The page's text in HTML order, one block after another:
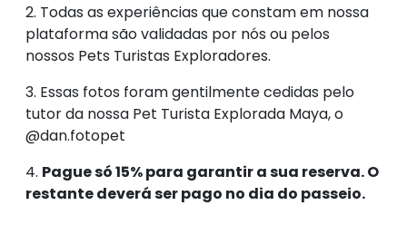
2. Todas as experiências que constam em nossa
plataforma são validadas por nós ou pelos
nossos Pets Turistas Exploradores.
3. Essas fotos foram gentilmente cedidas pelo
tutor da nossa Pet Turista Explorada Maya, o
@dan.fotopet
4. Pague só 15% para garantir a sua reserva. O
restante deverá ser pago no dia do passeio.